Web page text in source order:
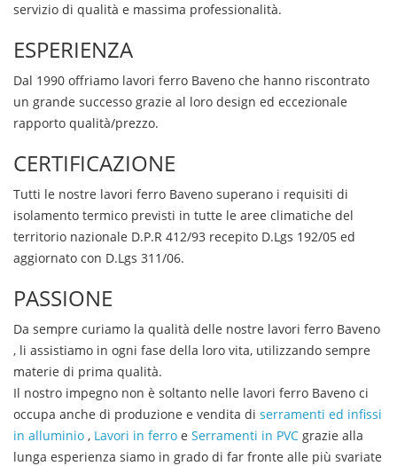
servizio di qualità e massima professionalità.
ESPERIENZA
Dal 1990 offriamo lavori ferro Baveno che hanno riscontrato
un grande successo grazie al loro design ed eccezionale
rapporto qualità/prezzo.
CERTIFICAZIONE
Tutti le nostre lavori ferro Baveno superano i requisiti di
isolamento termico previsti in tutte le aree climatiche del
territorio nazionale D.P.R 412/93 recepito D.Lgs 192/05 ed
aggiornato con D.Lgs 311/06.
PASSIONE
Da sempre curiamo la qualità delle nostre lavori ferro Baveno
, li assistiamo in ogni fase della loro vita, utilizzando sempre
materie di prima qualità.
Il nostro impegno non è soltanto nelle lavori ferro Baveno ci
occupa anche di produzione e vendita di serramenti ed infissi
in alluminio , Lavori in ferro e Serramenti in PVC grazie alla
lunga esperienza siamo in grado di far fronte alle più svariate